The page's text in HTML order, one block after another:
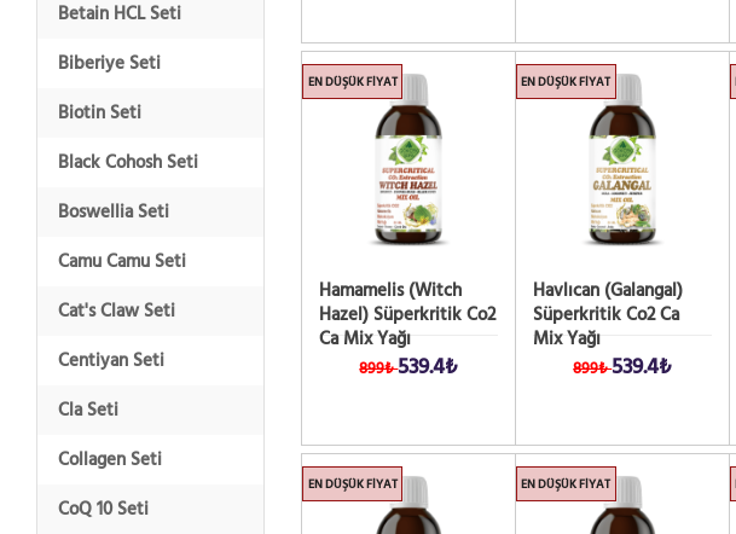
Betain HCL Seti
Biberiye Seti
Biotin Seti
Black Cohosh Seti
Boswellia Seti
Camu Camu Seti
Cat's Claw Seti
Centiyan Seti
Cla Seti
Collagen Seti
CoQ 10 Seti
EN DÜŞÜK FIYAT
Hamamelis (Witch
Hazel) Süperkritik Co2
Ca Mix Yağı
899₺539.4₺
EN DÜŞÜK FIYAT
Havlıcan (Galangal)
Süperkritik Co2 Ca
Mix Yağı
899₺539.4₺
EN DÜŞÜK FIYAT EN DÜŞÜK FIYAT